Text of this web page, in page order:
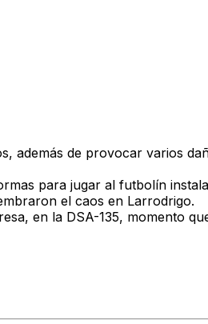
además de provocar varios
para jugar al futbolín
el caos en Larrodrigo.
en la DSA-135, momento